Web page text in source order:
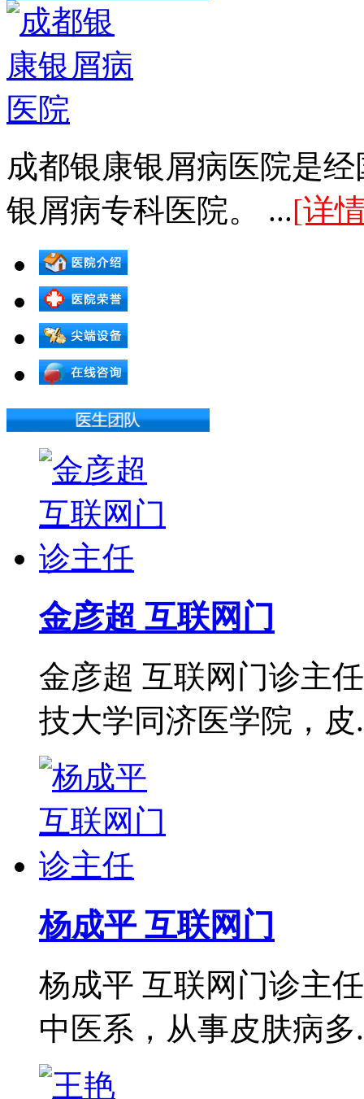
成都银康银屑病医院是
银屑病专科医院。 ...[详
金彦超 互联网门
金彦超 互联网门诊主
技大学同济医学院，皮
杨成平 互联网门
杨成平 互联网门诊主
中医系，从事皮肤病多